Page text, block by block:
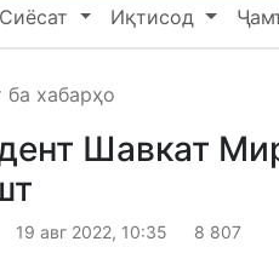
Сиёсат Иқтисод
ба хабарҳо
Шавкат
19 авг 2022, 10:35 8 807